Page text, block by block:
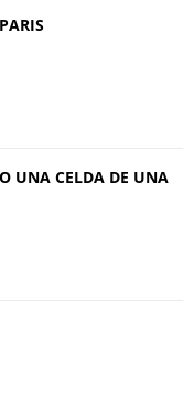
UNA CELDA DE UNA